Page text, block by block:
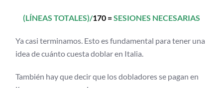
(LÍNEAS TOTALES)/170 =SESIONES NECESARIAS
Ya casi terminamos. Esto es fundamental para tener una
idea de cuánto cuesta doblar en Italia.
También hay que decir que los dobladores se pagan en